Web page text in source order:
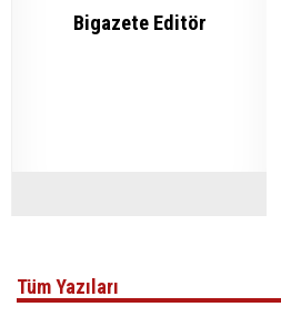
Bigazete Editör
Tüm Yazıları